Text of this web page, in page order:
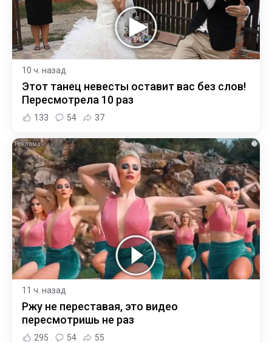
10 ч. назад
Этот танец невесты оставит вас без слов!
Пересмотрела 10 раз
133 54 37
i
11 ч. назад
Ржу не переставая, это видео
пересмотришь не раз
295 54 55